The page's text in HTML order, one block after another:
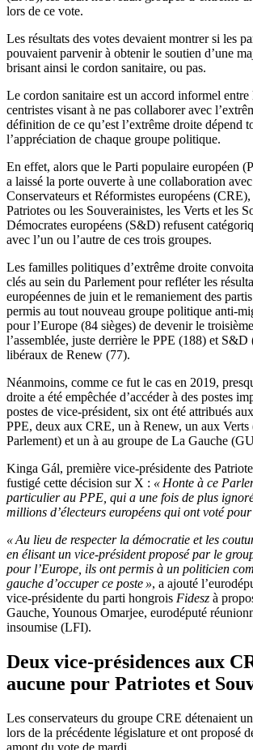
lors de ce vote.
Les résultats des votes devaient montrer si les
pouvaient parvenir à obtenir le soutien d’une
brisant ainsi le cordon sanitaire, ou pas.
Le cordon sanitaire est un accord informel
centristes visant à ne pas collaborer avec
définition de ce qu’est l’extrême droite dépend
l’appréciation de chaque groupe politique.
En effet, alors que le Parti populaire européen
a laissé la porte ouverte à une collaboration
Conservateurs et Réformistes européens (CRE),
Patriotes ou les Souverainistes, les Verts et les
Démocrates européens (S&D) refusent
avec l’un ou l’autre de ces trois groupes.
Les familles politiques d’extrême droite
clés au sein du Parlement pour refléter les
européennes de juin et le remaniement des
permis au tout nouveau groupe politique anti-
pour l’Europe (84 sièges) de devenir le
l’assemblée, juste derrière le PPE (188) et S&D
libéraux de Renew (77).
Néanmoins, comme ce fut le cas en 2019,
droite a été empêchée d’accéder à des postes
postes de vice-président, six ont été attribués
PPE, deux aux CRE, un à Renew, un aux Verts
Parlement) et un à au groupe de La Gauche
Kinga Gál, première vice-présidente des
fustigé cette décision sur X : « Honte à ce
particulier au PPE, qui a une fois de plus
millions d’électeurs européens qui ont voté
« Au lieu de respecter la démocratie et les
en élisant un vice-président proposé par le
pour l’Europe, ils ont permis à un politicien
gauche d’occuper ce poste », a ajouté
vice-présidente du parti hongrois Fidesz à
Gauche, Younous Omarjee, eurodéputé
insoumise (LFI).
Deux vice-présidences aux
aucune pour Patriotes et
Les conservateurs du groupe CRE détenaient
lors de la précédente législature et ont proposé
amont du vote de mardi.